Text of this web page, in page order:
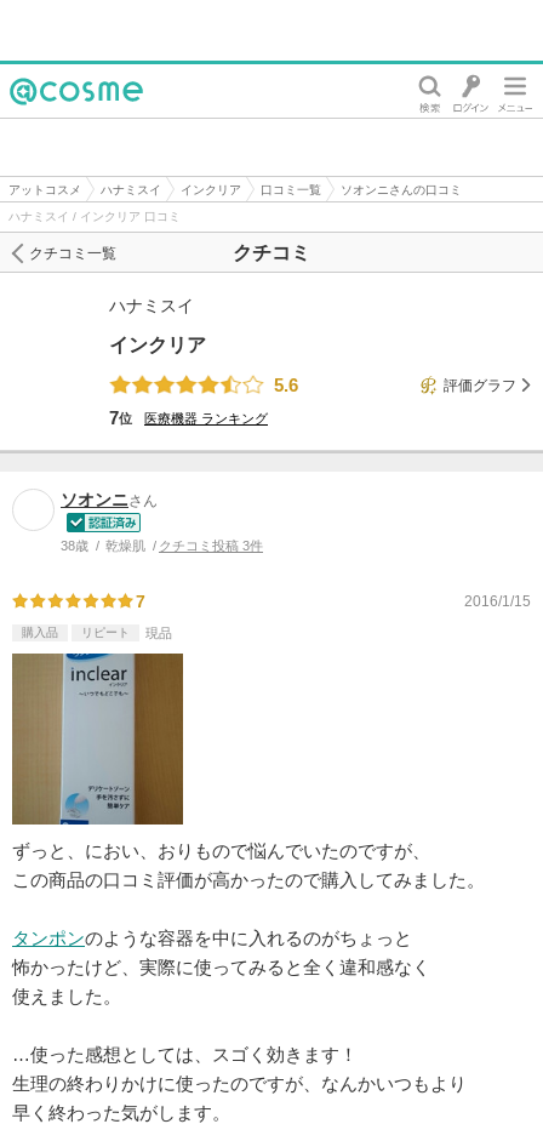
アットコスメ ハナミスイ インクリア 口コミ一覧
ソオンニさんの口コミ
ハナミスイ / インクリア 口コミ
クチコミ
クチコミ一覧
ハナミスイ
インクリア
5.6
評価グラフ
7位 医療機器 ランキング
ソオンニさん
38歳 乾燥肌 クチコミ投稿 3件
7 2016/1/15
購入品 リピート 現品
ずっと、におい、おりもので悩んでいたのですが、
この商品の口コミ評価が高かったので購入してみました。
タンポンのような容器を中に入れるのがちょっと
怖かったけど、実際に使ってみると全く違和感なく
使えました。
…使った感想としては、スゴく効きます！
生理の終わりかけに使ったのですが、なんかいつもより
早く終わった気がします。